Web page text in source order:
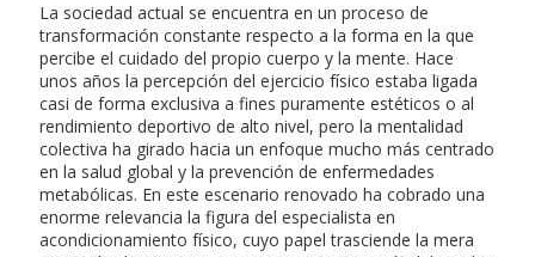
La sociedad actual se encuentra en un proceso de
transformación constante respecto a la forma en la que
percibe el cuidado del propio cuerpo y la mente. Hace
unos años la percepción del ejercicio físico estaba ligada
casi de forma exclusiva a fines puramente estéticos o al
rendimiento deportivo de alto nivel, pero la mentalidad
colectiva ha girado hacia un enfoque mucho más centrado
en la salud global y la prevención de enfermedades
metabólicas. En este escenario renovado ha cobrado una
enorme relevancia la figura del especialista en
acondicionamiento físico, cuyo papel trasciende la mera